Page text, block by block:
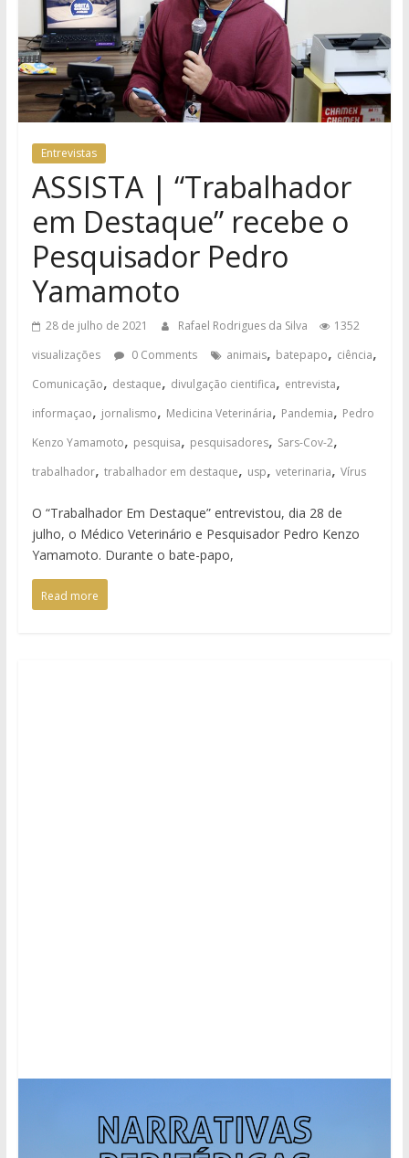
Entrevistas
ASSISTA | “Trabalhador
em Destaque” recebe o
Pesquisador Pedro
Yamamoto
28 de julho de 2021 Rafael Rodrigues da Silva
1352
visualizações
0 Comments animais, batepapo, ciência,
Comunicação, destaque, divulgação cientifica, entrevista,
informaçao, jornalismo, Medicina Veterinária, Pandemia, Pedro
Kenzo Yamamoto, pesquisa, pesquisadores, Sars-Cov-2,
trabalhador, trabalhador em destaque, usp, veterinaria, Vírus
O “Trabalhador Em Destaque” entrevistou, dia 28 de
julho, o Médico Veterinário e Pesquisador Pedro Kenzo
Yamamoto. Durante o bate-papo,
Read more